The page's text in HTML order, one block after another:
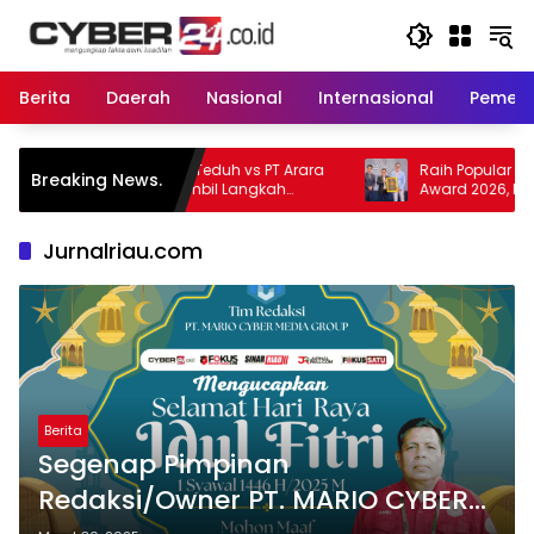
Berita
Daerah Nasional Internasional
Breaking News.
Teduh vs PT Arara
Ambil Langkah
Raih Popular Government Institutions
Award 2026, Kinerja Komunikasi Publik
Kementerian ATR/BPN Kembali Diakui
Jurnalriau.com
Berita
Segenap Pimpinan
Redaksi/Owner PT. MARIO CYBER